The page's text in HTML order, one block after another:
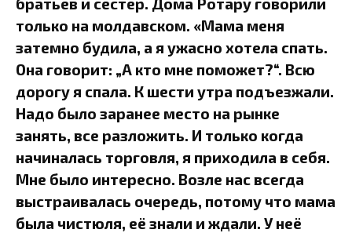
только на молдавском. «Мама меня
затемно будила, а я ужасно хотела спать.
Она говорит: „А кто мне поможет?“. Всю
дорогу я спала. К шести утра подъезжали.
Надо было заранее место на рынке
занять, все разложить. И только когда
начиналась торговля, я приходила в себя.
Мне было интересно. Возле нас всегда
выстраивалась очередь, потому что мама
была чистюля, её знали и ждали. У неё